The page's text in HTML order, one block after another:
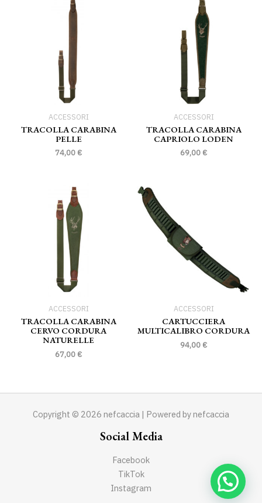
ACCESSORI
TRACOLLA CARABINA
PELLE
74,00 €
ACCESSORI
TRACOLLA CARABINA
CAPRIOLO LODEN
69,00 €
ACCESSORI
TRACOLLA CARABINA
CERVO CORDURA
NATURELLE
67,00 €
ACCESSORI
CARTUCCIERA
MULTICALIBRO CORDURA
94,00 €
Copyright © 2026 nefcaccia | Powered by nefcaccia
Social Media
Facebook
TikTok
Instagram